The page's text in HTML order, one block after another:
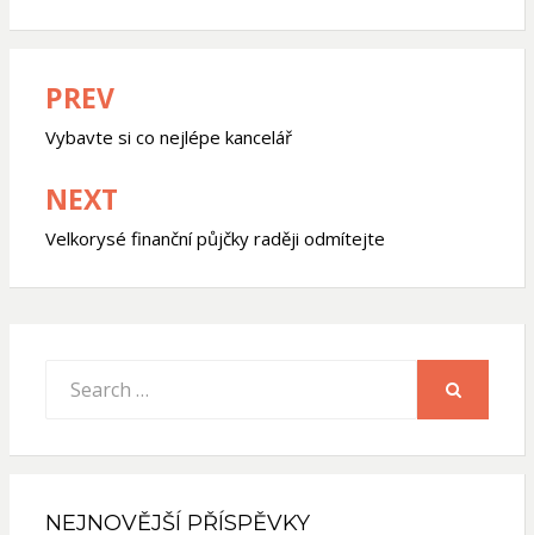
Navigace
pro
příspěvek
PREV
Vybavte si co nejlépe kancelář
NEXT
Velkorysé finanční půjčky raději odmítejte
for:
NEJNOVĚJŠÍ PŘÍSPĚVKY